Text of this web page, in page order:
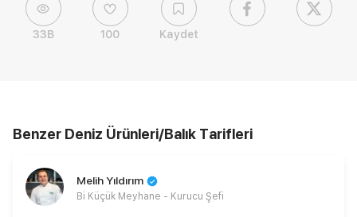
33B 100 Kaydet
Benzer Deniz Ürünleri/Balık Tarifleri
Melih Yıldırım
Bi Küçük Meyhane - Kurucu Şefi